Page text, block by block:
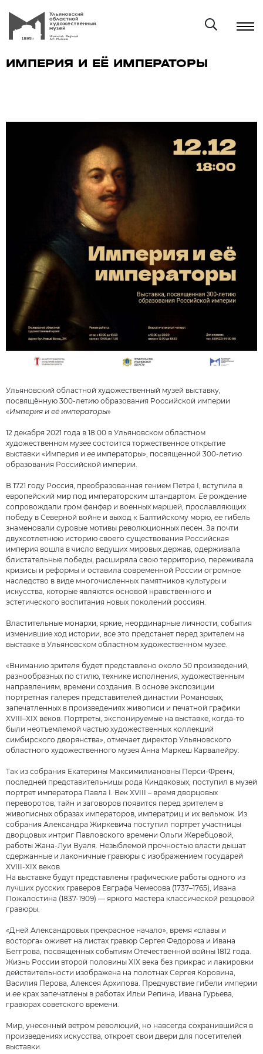
ИМПЕРИЯ И ЕЁ ИМПЕРАТОРЫ
Ульяновский областной художественный музей выставку,
посвящённую 300-летию образования Российской империи
«Империя и её императоры»
12 декабря 2021 года в 18:00 в Ульяновском областном
художественном музее состоится торжественное открытие
выставки «Империя и ее императоры», посвященной 300-летию
образования Российской империи.
В 1721 году Россия, преобразованная гением Петра I, вступила в
европейский мир под императорским штандартом. Ее рождение
сопровождали гром фанфар и военных маршей, прославляющих
победу в Северной войне и выход к Балтийскому морю, ее гибель
знаменовали суровые мотивы революционных песен. За почти
двухсотлетнюю историю своего существования Российская
империя вошла в число ведущих мировых держав, одерживала
блистательные победы, расширяла свою территорию, переживала
кризисы и реформы и оставила современной России огромное
наследство в виде многочисленных памятников культуры и
искусства, которые являются основой нравственного и
эстетического воспитания новых поколений россиян.
Властительные монархи, яркие, неординарные личности, события
изменившие ход истории, все это предстанет перед зрителем на
выставке в Ульяновском областном художественном музее.
«Вниманию зрителя будет представлено около 50 произведений,
разнообразных по стилю, технике исполнения, художественным
направлениям, времени создания. В основе экспозиции
портретная галерея представителей династии Романовых,
запечатленных в произведениях живописи и печатной графики
XVIII–XIX веков. Портреты, экспонируемые на выставке, когда-то
были неотъемлемой частью художественных коллекций
симбирского дворянства», отмечает директор Ульяновского
областного художественного музея Анна Маркеш Карвалейру.
Так из собрания Екатерины Максимилиановны Перси-Френч,
последней представительницы рода Киндяковых, поступил в музей
портрет императора Павла I. Век XVIII – время дворцовых
переворотов, тайн и заговоров появится перед зрителем в
живописных образах императоров, императриц и их вельмож. Из
собрания Александра Жиркевича поступил портрет участницы
дворцовых интриг Павловского времени Ольги Жеребцовой,
работы Жана-Луи Вуаля. Незыблемой прочностью власти дышат
сдержанные и лаконичные гравюры с изображением государей
XVIII-XIX веков.
На выставке будут представлены графические работы одного из
лучших русских граверов Евграфа Чемесова (1737–1765), Ивана
Пожалостина (1837-1909) — яркого мастера классической резцовой
гравюры.
«Дней Александровых прекрасное начало», время «славы и
восторга» оживет на листах гравюр Сергея Федорова и Ивана
Беггрова, посвященных событиям Отечественной войны 1812 года.
Жизнь России второй половины XIX века без прикрас и лакировки
действительности изображена на полотнах Сергея Коровина,
Василия Перова, Алексея Архипова. Предчувствие гибели империи
и ее крах запечатлены в работах Ильи Репина, Ивана Гурьева,
гравюрах советского времени.
Мир, унесенный ветром революций, но навсегда сохранившийся в
произведениях искусства, откроет свои двери для посетителей
выставки.